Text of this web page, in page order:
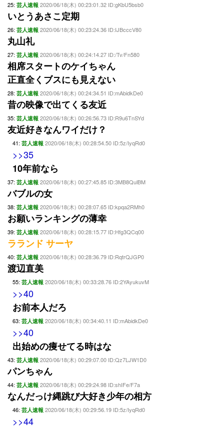
25: 芸人速報 2020/06/18(木) 00:23:01.32 ID:gKbU5bsb0
いとうあさこ定期
26: 芸人速報 2020/06/18(木) 00:23:24.36 ID:IJBcccV80
丸山礼
27: 芸人速報 2020/06/18(木) 00:24:14.27 ID:/Tv/Fn580
相席スタートのケイちゃん
正直全くブスにも見えない
28: 芸人速報 2020/06/18(木) 00:24:34.51 ID:mAbidkDe0
昔の映像で出てくる友近
35: 芸人速報 2020/06/18(木) 00:26:56.73 ID:R9u6TnSYd
友近好きなんワイだけ？
41: 芸人速報 2020/06/18(木) 00:28:54.50 ID:5z/IyqRd0
>>35
10年前なら
37: 芸人速報 2020/06/18(木) 00:27:45.85 ID:3MB8QulBM
バブルの女
38: 芸人速報 2020/06/18(木) 00:28:07.65 ID:kpqa2RMh0
お願いランキングの薄幸
39: 芸人速報 2020/06/18(木) 00:28:15.77 ID:Hfg3QCq00
ラランド サーヤ
40: 芸人速報 2020/06/18(木) 00:28:36.79 ID:RqtrQJGP0
渡辺直美
55: 芸人速報 2020/06/18(木) 00:33:28.76 ID:2YAyukuvM
>>40
お前本人だろ
63: 芸人速報 2020/06/18(木) 00:34:40.11 ID:mAbidkDe0
>>40
出始めの痩せてる時はな
43: 芸人速報 2020/06/18(木) 00:29:07.00 ID:Qz7LJW1D0
パンちゃん
44: 芸人速報 2020/06/18(木) 00:29:24.98 ID:shIFe/F7a
なんだっけ縄跳び大好き少年の相方
46: 芸人速報 2020/06/18(木) 00:29:56.19 ID:5z/IyqRd0
>>44